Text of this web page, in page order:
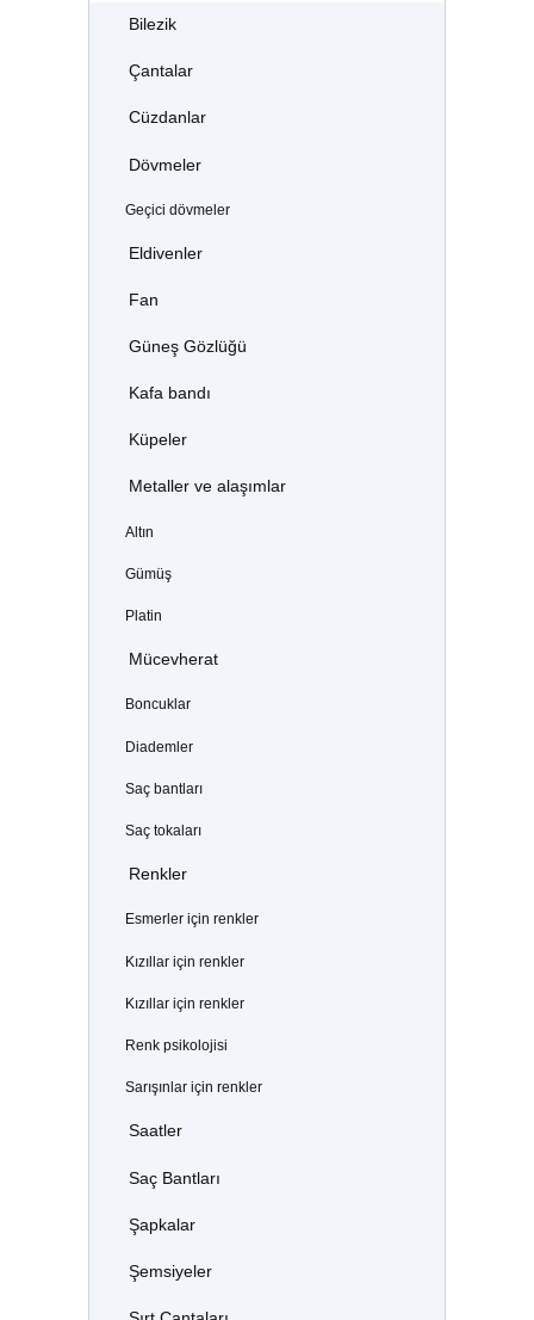
Bilezik
Çantalar
Cüzdanlar
Dövmeler
Geçici dövmeler
Eldivenler
Fan
Güneş Gözlüğü
Kafa bandı
Küpeler
Metaller ve alaşımlar
Altın
Gümüş
Platin
Mücevherat
Boncuklar
Diademler
Saç bantları
Saç tokaları
Renkler
Esmerler için renkler
Kızıllar için renkler
Kızıllar için renkler
Renk psikolojisi
Sarışınlar için renkler
Saatler
Saç Bantları
Şapkalar
Şemsiyeler